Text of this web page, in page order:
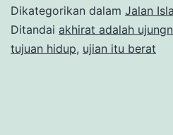
Dikategorikan dalam Jalan
Ditandai akhirat adalah
tujuan hidup, ujian itu berat